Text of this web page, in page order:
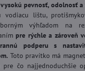
pevnosť, odolnosť
vodiacu lištu,
výhľadom na
pre rýchle a zároveň
podperu s
Toto pravítko má
čo najjednoduchšie